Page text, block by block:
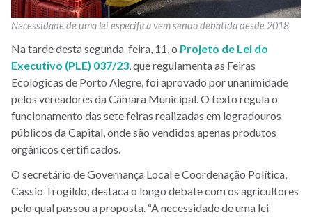
Necessidade de uma lei específica vem sendo debatida desde 2018
Na tarde desta segunda-feira, 11, o Projeto de Lei do
Executivo (PLE) 037/23, que regulamenta as Feiras
Ecológicas de Porto Alegre, foi aprovado por unanimidade
pelos vereadores da Câmara Municipal. O texto regula o
funcionamento das sete feiras realizadas em logradouros
públicos da Capital, onde são vendidos apenas produtos
orgânicos certificados.
O secretário de Governança Local e Coordenação Política,
Cassio Trogildo, destaca o longo debate com os agricultores
pelo qual passou a proposta. “A necessidade de uma lei